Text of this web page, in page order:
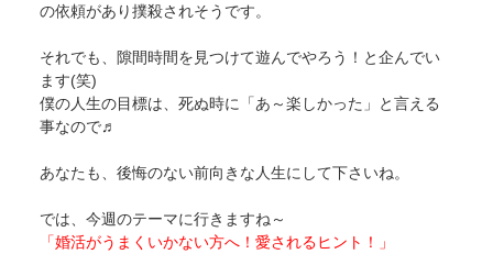
の依頼があり撲殺されそうです。
それでも、隙間時間を見つけて遊んでやろう！と企んでい
ます(笑)
僕の人生の目標は、死ぬ時に「あ～楽しかった」と言える
事なので♬
あなたも、後悔のない前向きな人生にして下さいね。
では、今週のテーマに行きますね～
「婚活がうまくいかない方へ！愛されるヒント！」